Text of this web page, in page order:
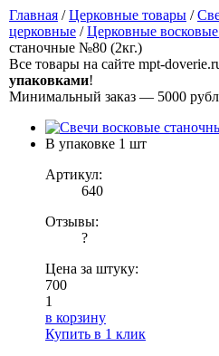
Главная /Церковные товары /
церковные /Церковные восковые
станочные №80 (2кг.)
Все товары на сайте mpt-
упаковками!
Минимальный заказ — 5000
В упаковке 1 шт
Артикул:
640
Отзывы:
?
Цена за штуку:
700
1
в корзину
Купить в 1 клик